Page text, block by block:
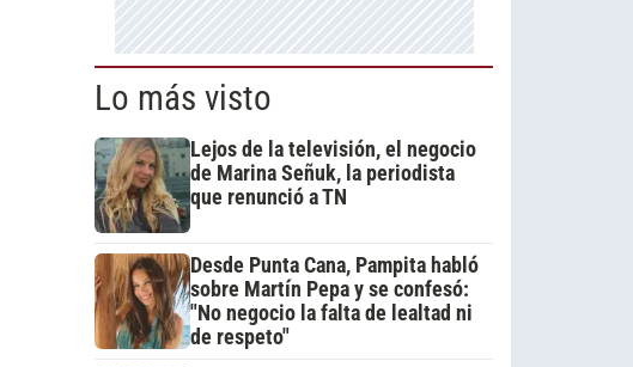
Lo más visto
Lejos de la televisión, el negocio
de Marina Señuk, la periodista
que renunció a TN
Desde Punta Cana, Pampita habló
sobre Martín Pepa y se confesó:
"No negocio la falta de lealtad ni
de respeto"